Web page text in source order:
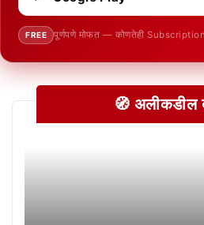
FREE पूर्णपणे मोफत — कोणतेही Subscription
🧭 अलीकडील